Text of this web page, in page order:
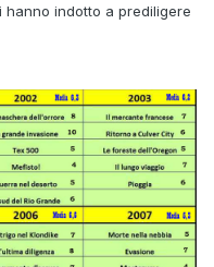
hanno indotto a prediligere